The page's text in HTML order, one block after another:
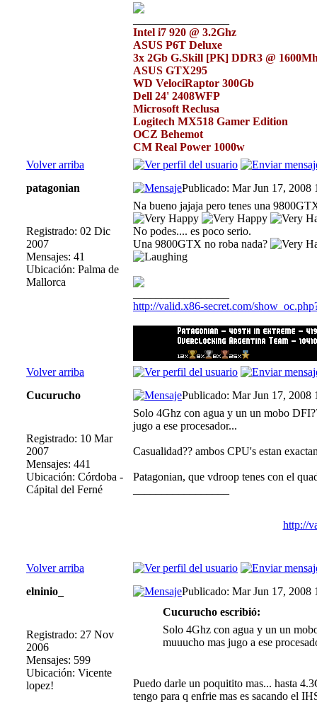
Intel i7 920 @ 3.2Ghz
ASUS P6T Deluxe
3x 2Gb G.Skill [PK] DDR3 @
ASUS GTX295
WD VelociRaptor 300Gb
Dell 24' 2408WFP
Microsoft Reclusa
Logitech MX518 Gamer Edition
OCZ Behemot
CM Real Power 1000w
Volver arriba
patagonian
Publicado: Mar Jun 17, 2008
Registrado: 02 Dic
2007
Mensajes: 41
Ubicación: Palma de
Mallorca
Na bueno jajaja pero tenes una
No podes.... es poco serio.
Una 9800GTX no roba nada?
http://valid.x86-secret.com/
Volver arriba
Cucurucho
Publicado: Mar Jun 17, 2008
Registrado: 10 Mar
2007
Mensajes: 441
Ubicación: Córdoba -
Cápital del Ferné
Solo 4Ghz con agua y un un mobo
jugo a ese procesador...
Casualidad?? ambos CPU's estan
Patagonian, que vdroop tenes con el
http://
Volver arriba
elninio_
Publicado: Mar Jun 17, 2008
Registrado: 27 Nov
2006
Mensajes: 599
Ubicación: Vicente
lopez!
Cucurucho escribió:
Solo 4Ghz con agua y un un
muuucho mas jugo a ese
Puedo darle un poquitito mas... hasta
tengo para q enfrie mas es sacando el